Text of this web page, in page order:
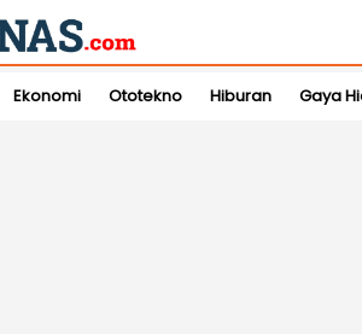
Ekonomi Ototekno Hiburan Gaya